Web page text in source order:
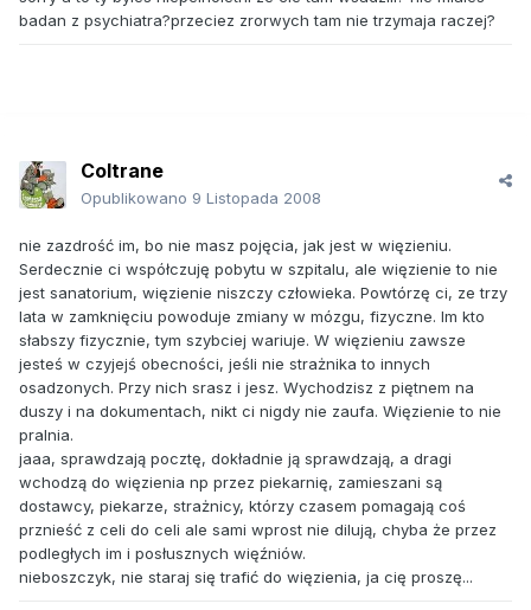
badan z psychiatra?przeciez zrorwych tam nie trzymaja raczej?
Coltrane
Opublikowano 9 Listopada 2008
nie zazdrość im, bo nie masz pojęcia, jak jest w więzieniu.
Serdecznie ci współczuję pobytu w szpitalu, ale więzienie to nie
jest sanatorium, więzienie niszczy człowieka. Powtórzę ci, ze trzy
lata w zamknięciu powoduje zmiany w mózgu, fizyczne. Im kto
słabszy fizycznie, tym szybciej wariuje. W więzieniu zawsze
jesteś w czyjejś obecności, jeśli nie strażnika to innych
osadzonych. Przy nich srasz i jesz. Wychodzisz z piętnem na
duszy i na dokumentach, nikt ci nigdy nie zaufa. Więzienie to nie
pralnia.
jaaa, sprawdzają pocztę, dokładnie ją sprawdzają, a dragi
wchodzą do więzienia np przez piekarnię, zamieszani są
dostawcy, piekarze, strażnicy, którzy czasem pomagają coś
prznieść z celi do celi ale sami wprost nie dilują, chyba że przez
podległych im i posłusznych więźniów.
nieboszczyk, nie staraj się trafić do więzienia, ja cię proszę...